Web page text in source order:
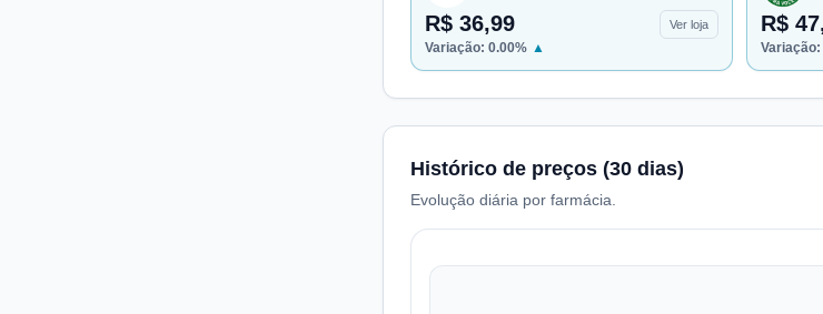
R$ 36,99 Ver loja
Variação: 0.00% ▲
R$
Variação:
Histórico de preços (30 dias)
Evolução diária por farmácia.